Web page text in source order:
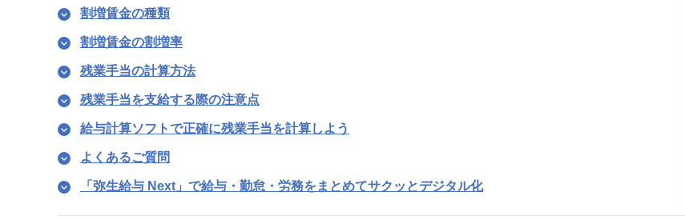
割増賃金の種類
割増賃金の割増率
残業手当の計算方法
残業手当を支給する際の注意点
給与計算ソフトで正確に残業手当を計算しよう
よくあるご質問
「弥生給与 Next」で給与・勤怠・労務をまとめてサクッとデジタル化